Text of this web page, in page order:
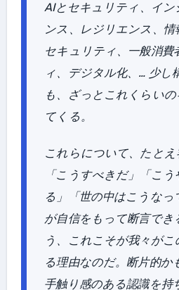
AIとセキュリティ、イ
ンス、レジリエンス、情
セキュリティ、一般消費
ィ、デジタル化、… 少し
も、ざっとこれくらい
てくる。
これらについて、たとえ
「こうすべきだ」「こ
る」「世の中はこうなっ
が自信をもって断言でき
う、これこそが我々がこ
る理由なのだ。断片的か
手触り感のある認識を持